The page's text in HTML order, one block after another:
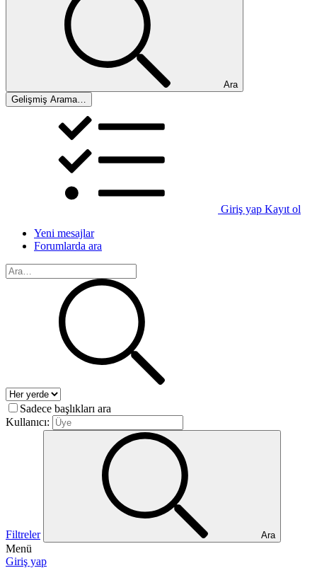
Ara
Gelişmiş Arama…
Giriş yap Kayıt ol
Yeni mesajlar
Forumlarda ara
Sadece başlıkları ara
Kullanıcı:
Filtreler Ara
Menü
Giriş yap